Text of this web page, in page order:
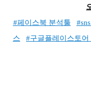
#페이스북 분석툴
스
#구글플레이스토어